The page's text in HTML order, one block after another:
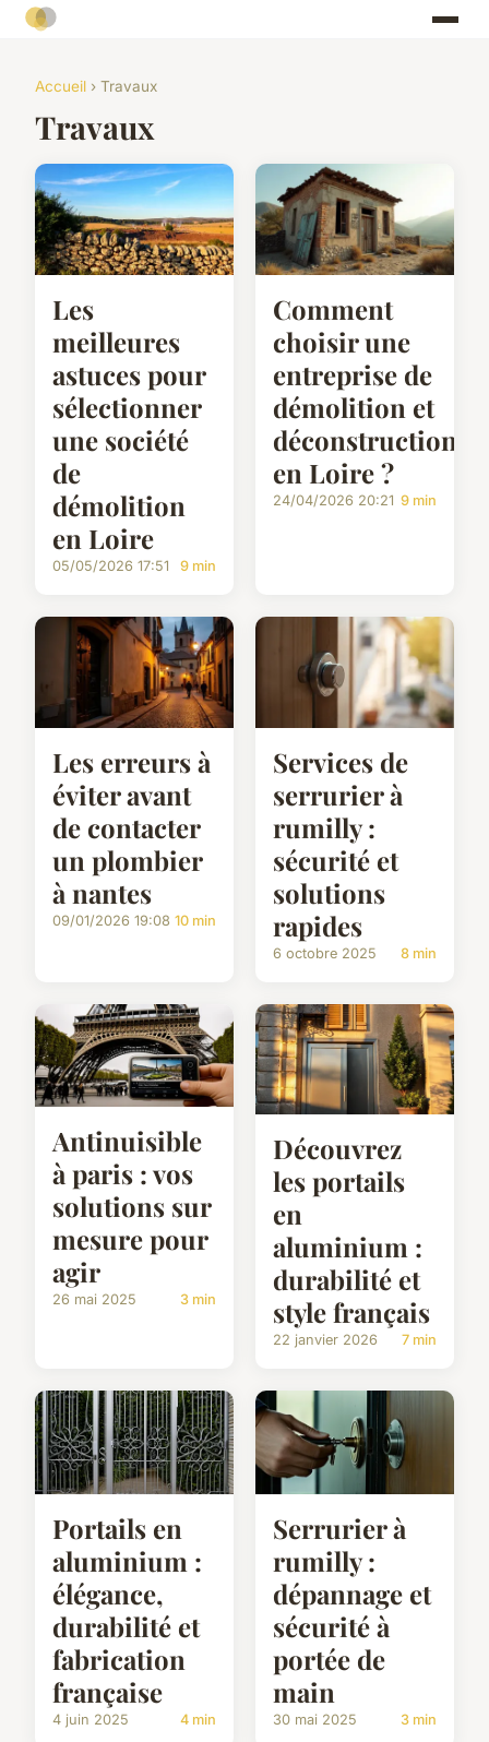
Accueil › Travaux
Travaux
Les
meilleures
astuces pour
sélectionner
une société
de
démolition
en Loire
05/05/2026 17:51 9 min
Comment
choisir une
entreprise de
démolition et
déconstruction
en Loire ?
24/04/2026 20:21 9 min
Les erreurs à
éviter avant
de contacter
un plombier
à nantes
09/01/2026 19:08 10 min
Services de
serrurier à
rumilly :
sécurité et
solutions
rapides
6 octobre 2025 8 min
Antinuisible
à paris : vos
solutions sur
mesure pour
agir
26 mai 2025 3 min
Découvrez
les portails
en
aluminium :
durabilité et
style français
22 janvier 2026 7 min
Portails en
aluminium :
élégance,
durabilité et
fabrication
française
4 juin 2025 4 min
Serrurier à
rumilly :
dépannage et
sécurité à
portée de
main
30 mai 2025 3 min